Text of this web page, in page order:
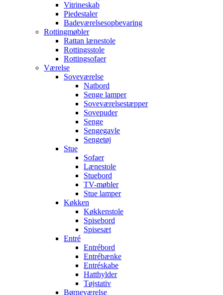
Vitrineskab
Piedestaler
Badeværelsesopbevaring
Rottingmøbler
Rattan lænestole
Rottingsstole
Rottingsofaer
Værelse
Soveværelse
Natbord
Senge lamper
Soveværelsestæpper
Sovepuder
Senge
Sengegavle
Sengetøj
Stue
Sofaer
Lænestole
Stuebord
TV-møbler
Stue lamper
Køkken
Køkkenstole
Spisebord
Spisesæt
Entré
Entrébord
Entrébænke
Entréskabe
Hatthylder
Tøjstativ
Børneværelse